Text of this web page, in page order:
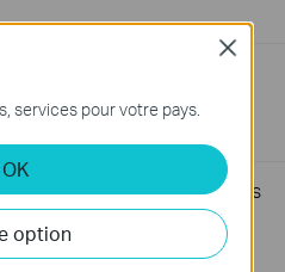
sur le système
TP-Link
par PoE ne fonctionne pas
au switchPoE
services pour votre pays.
OK
option
Close